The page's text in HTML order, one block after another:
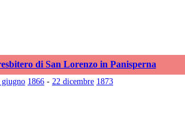
di San Lorenzo in Panisperna
giugno 1866 - 22 dicembre 1873